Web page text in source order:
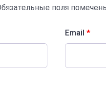
поля
Email*